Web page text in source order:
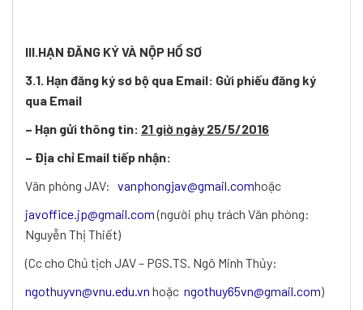
III.HẠN ĐĂNG KÝ VÀ NỘP HỒ SƠ
3.1. Hạn đăng ký sơ bộ qua Email: Gửi phiếu đăng ký
qua Email
– Hạn gửi thông tin: 21 giờ ngày 25/5/2016
– Địa chỉ Email tiếp nhận:
Văn phòng JAV: vanphongjav@gmail.comhoặc
javoffice.jp@gmail.com(người phụ trách Văn phòng:
Nguyễn Thị Thiết)
(Cc cho Chủ tịch JAV – PGS.TS. Ngô Minh Thủy:
ngothuyvn@vnu.edu.vn hoặc ngothuy65vn@gmail.com)